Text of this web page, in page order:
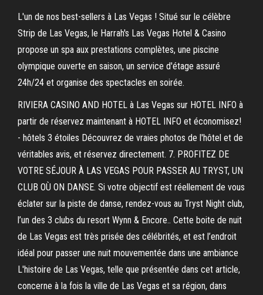
L'un de nos best-sellers à Las Vegas ! Situé sur le célèbre
Strip de Las Vegas, le Harrah's Las Vegas Hotel & Casino
propose un spa aux prestations complètes, une piscine
olympique ouverte en saison, un service d'étage assuré
24h/24 et organise des spectacles en soirée.
RIVIERA CASINO AND HOTEL à Las Vegas sur HOTEL INFO à
partir de réservez maintenant à HOTEL INFO et économisez!
- hôtels 3 étoiles Découvrez de vraies photos de l'hôtel et de
véritables avis, et réservez directement. 7. PROFITEZ DE
VOTRE SÉJOUR À LAS VEGAS POUR PASSER AU TRYST, UN
CLUB OÙ ON DANSE. Si votre objectif est réellement de vous
éclater sur la piste de danse, rendez-vous au Tryst Night club,
l’un des 3 clubs du resort Wynn & Encore.. Cette boite de nuit
de Las Vegas est très prisée des célébrités, et est l’endroit
idéal pour passer une nuit mouvementée dans une ambiance
L'histoire de Las Vegas, telle que présentée dans cet article,
concerne à la fois la ville de Las Vegas et sa région, dans